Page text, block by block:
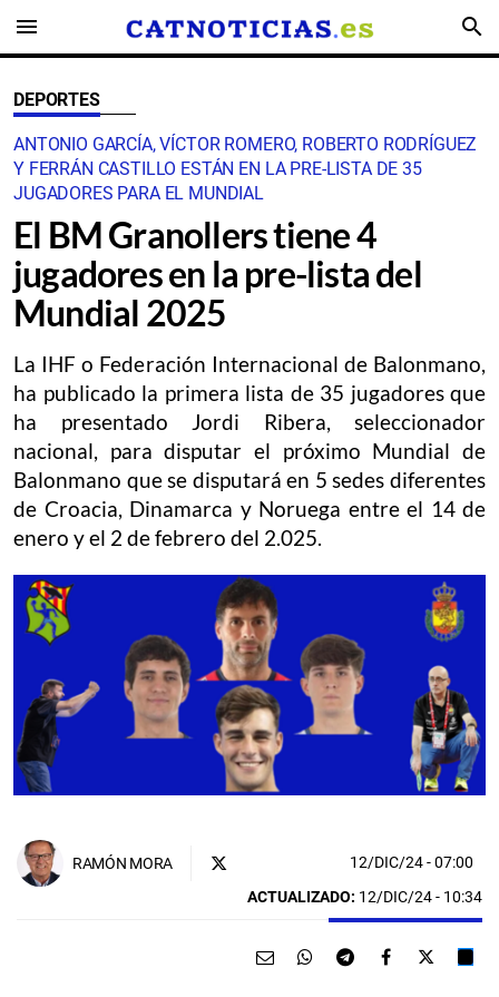
menu search
DEPORTES
ANTONIO GARCÍA, VÍCTOR ROMERO, ROBERTO RODRÍGUEZ
Y FERRÁN CASTILLO ESTÁN EN LA PRE-LISTA DE 35
JUGADORES PARA EL MUNDIAL
El BM Granollers tiene 4
jugadores en la pre-lista del
Mundial 2025
La IHF o Federación Internacional de Balonmano,
ha publicado la primera lista de 35 jugadores que
ha presentado Jordi Ribera, seleccionador
nacional, para disputar el próximo Mundial de
Balonmano que se disputará en 5 sedes diferentes
de Croacia, Dinamarca y Noruega entre el 14 de
enero y el 2 de febrero del 2.025.
RAMÓN MORA 12/DIC/24- 07:00
ACTUALIZADO: 12/DIC/24 - 10:34